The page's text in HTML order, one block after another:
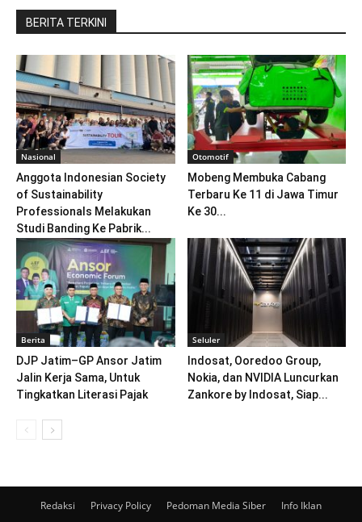
BERITA TERKINI
Nasional
Anggota Indonesian Society
of Sustainability
Professionals Melakukan
Studi Banding Ke Pabrik...
Otomotif
Mobeng Membuka Cabang
Terbaru Ke 11 di Jawa Timur
Ke 30...
Berita
DJP Jatim–GP Ansor Jatim
Jalin Kerja Sama, Untuk
Tingkatkan Literasi Pajak
Seluler
Indosat, Ooredoo Group,
Nokia, dan NVIDIA Luncurkan
Zankore by Indosat, Siap...
Redaksi Privacy Policy Pedoman Media Siber Info Iklan